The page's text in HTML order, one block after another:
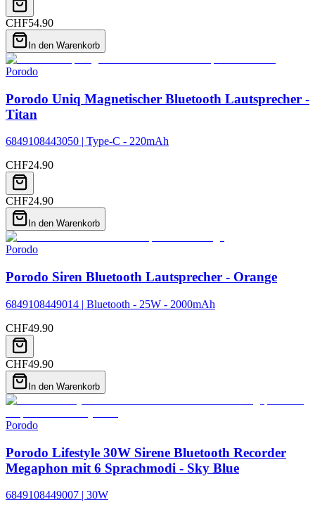
CHF54.90
In den Warenkorb
Porodo
Porodo Uniq Magnetischer Bluetooth Lautsprecher -
Titan
6849108443050 | Type-C - 220mAh
CHF24.90
CHF24.90
In den Warenkorb
Porodo
Porodo Siren Bluetooth Lautsprecher - Orange
6849108449014 | Bluetooth - 25W - 2000mAh
CHF49.90
CHF49.90
In den Warenkorb
Porodo
Porodo Lifestyle 30W Sirene Bluetooth Recorder
Megaphon mit 6 Sprachmodi - Sky Blue
6849108449007 | 30W